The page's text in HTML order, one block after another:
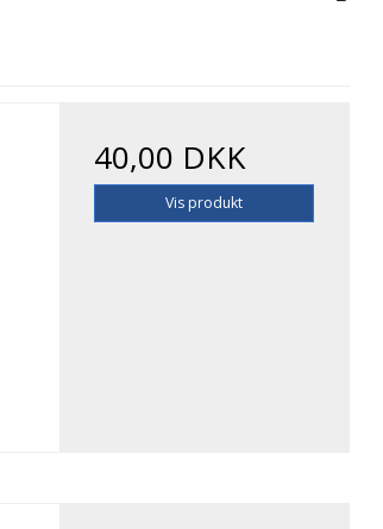
40,00 DKK
Vis produkt